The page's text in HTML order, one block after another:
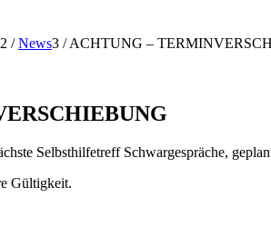
2 / News3 / ACHTUNG –
Selbsthilfetreff Schwargespräche,
Gültigkeit.